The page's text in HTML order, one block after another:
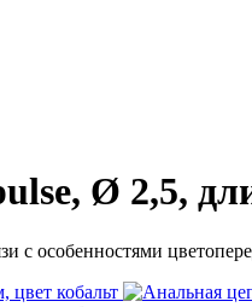
Ø 2,5,
особенностями